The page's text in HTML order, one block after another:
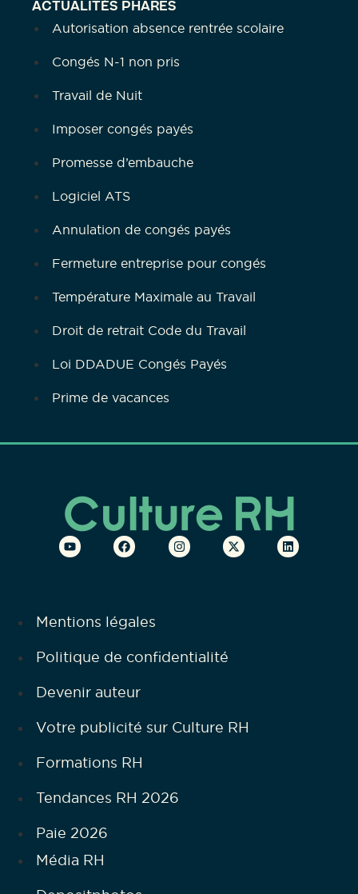
ACTUALITÉS PHARES
Autorisation absence rentrée scolaire
Congés N-1 non pris
Travail de Nuit
Imposer congés payés
Promesse d’embauche
Logiciel ATS
Annulation de congés payés
Fermeture entreprise pour congés
Température Maximale au Travail
Droit de retrait Code du Travail
Loi DDADUE Congés Payés
Prime de vacances
Mentions légales
Politique de confidentialité
Devenir auteur
Votre publicité sur Culture RH
Formations RH
Tendances RH 2026
Paie 2026
Média RH